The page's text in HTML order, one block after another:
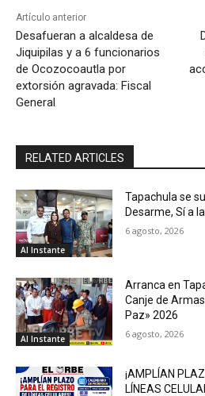
Artículo anterior
Desafueran a alcaldesa de
Jiquipilas y a 6 funcionarios
de Ocozocoautla por
extorsión agravada: Fiscal
General
RELATED ARTICLES
Al Instante
Tapachula se
Desarme, Sí a
6 agosto, 2026
Al Instante
Arranca en
Canje de
Paz» 2026
6 agosto, 2026
¡AMPLÍAN
LÍNEAS